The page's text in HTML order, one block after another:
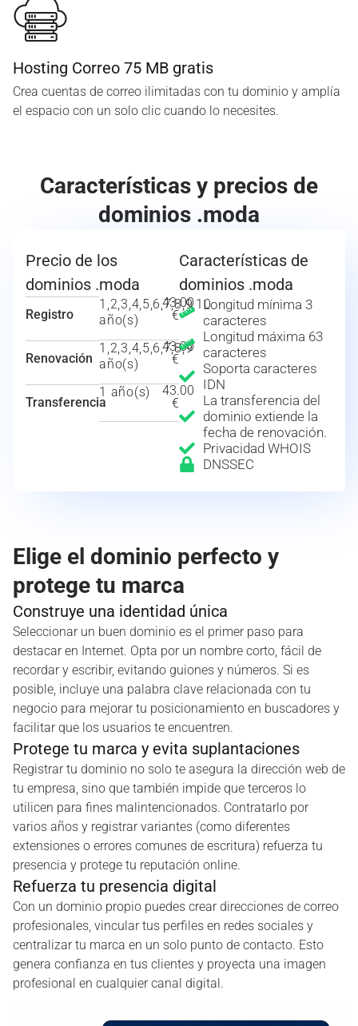
Hosting Correo 75 MB gratis
Crea cuentas de correo ilimitadas con tu dominio y amplía
el espacio con un solo clic cuando lo necesites.
Características y precios de
dominios .moda
Precio de los
dominios .moda
Registro
1,2,3,4,5,6,7,8,9,10
año(s)
43.00
€
Renovación
1,2,3,4,5,6,7,8,9
año(s)
43.00
€
Transferencia
1 año(s)
43.00
€
Características de
dominios .moda
Longitud mínima 3
caracteres
Longitud máxima 63
caracteres
Soporta caracteres
IDN
La transferencia del
dominio extiende la
fecha de renovación.
Privacidad WHOIS
DNSSEC
Elige el dominio perfecto y
protege tu marca
Construye una identidad única
Seleccionar un buen dominio es el primer paso para
destacar en Internet. Opta por un nombre corto, fácil de
recordar y escribir, evitando guiones y números. Si es
posible, incluye una palabra clave relacionada con tu
negocio para mejorar tu posicionamiento en buscadores y
facilitar que los usuarios te encuentren.
Protege tu marca y evita suplantaciones
Registrar tu dominio no solo te asegura la dirección web de
tu empresa, sino que también impide que terceros lo
utilicen para fines malintencionados. Contratarlo por
varios años y registrar variantes (como diferentes
extensiones o errores comunes de escritura) refuerza tu
presencia y protege tu reputación online.
Refuerza tu presencia digital
Con un dominio propio puedes crear direcciones de correo
profesionales, vincular tus perfiles en redes sociales y
centralizar tu marca en un solo punto de contacto. Esto
genera confianza en tus clientes y proyecta una imagen
profesional en cualquier canal digital.